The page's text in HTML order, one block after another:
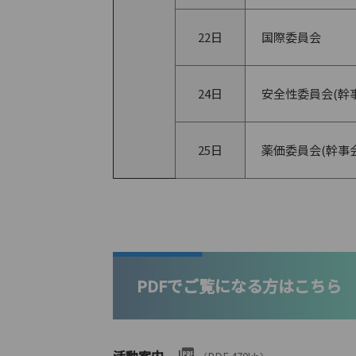
22日 国際委員会
24日 安全性委員会(幹
25日 薬価委員会(幹事
PDFでご覧になる方はこちら